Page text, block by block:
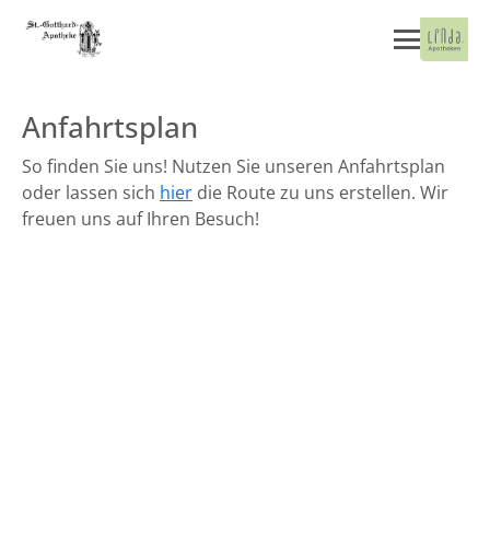
Anfahrtsplan
So finden Sie uns! Nutzen Sie unseren Anfahrtsplan
oder lassen sich hier die Route zu uns erstellen. Wir
freuen uns auf Ihren Besuch!